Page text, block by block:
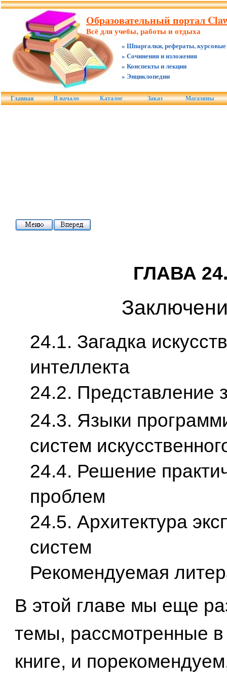
Образовательный портал
Всё для учебы, работы и отдыха
» Шпаргалки, рефераты, курсовые
» Сочинения и изложения
» Конспекты и лекции
» Энциклопедии
Главная В начало Каталог Заказ Магазины
ГЛАВА
24.1. Загадка
интеллекта
24.2. Представление
24.3. Языки
систем
24.4. Решение
проблем
24.5. Архитектура
систем
Рекомендуемая
В этой главе мы еще
темы, рассмотренные
книге, и